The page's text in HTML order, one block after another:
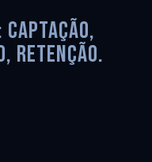
Captação,
retenção.